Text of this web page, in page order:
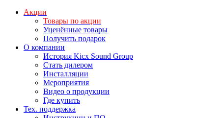
Акции
Товары по акции
Уценённые товары
Получить подарок
О компании
История Kicx Sound Group
Стать дилером
Инсталляции
Мероприятия
Видео о продукции
Где купить
Тех. поддержка